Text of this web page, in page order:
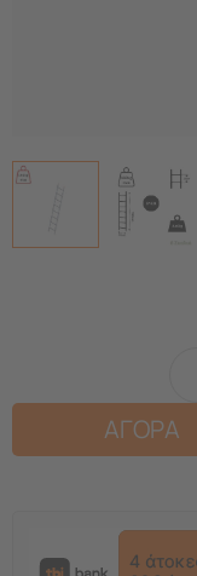
ΑΓΟΡΑ